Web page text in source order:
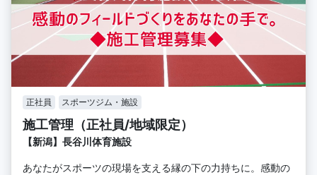
正社員 スポーツジム・施設
施工管理（正社員/地域限定）
【新潟】長谷川体育施設
あなたがスポーツの現場を支える縁の下の力持ちに。感動の